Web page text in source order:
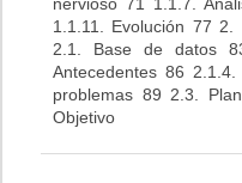
1.1.11. Evolución 77 2.
2.1. Base de datos
Antecedentes 86
problemas 89 2.3.
Objetivo